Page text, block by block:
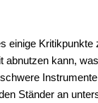
einige
kann,
Ständer an